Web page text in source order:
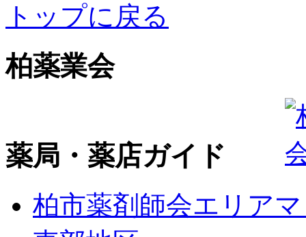
トップに戻る
柏薬業会
薬局・薬店ガイド
柏市薬剤師会エリア